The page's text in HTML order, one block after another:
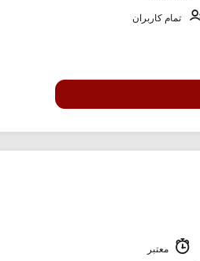
تمام کاربران
معتبر